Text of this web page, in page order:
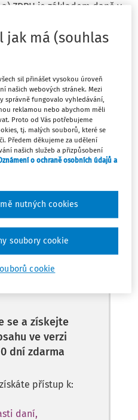
ZDPH je základem daně v
o hodnotu jeho opotřebení
plnění bez daně. Co se
– jsou to uplatněné
opotřebení?
Přihlaste se
je jen pro
se a získejte
ve verzi
dní zdarma
přístup k:
daní,
jak má (souhlas
sil přinášet vysokou úroveň
našich webových stránek. Mezi
správně fungovalo vyhledávání,
reklamou nebo abychom měli
Proto od Vás potřebujeme
tj. malých souborů, které se
Předem děkujeme za udělení
našich služeb a přizpůsobení
o ochraně osobních údajů a
cookie
nutných cookies
soubory cookie